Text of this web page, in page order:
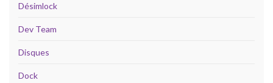
Désimlock
Dev Team
Disques
Dock